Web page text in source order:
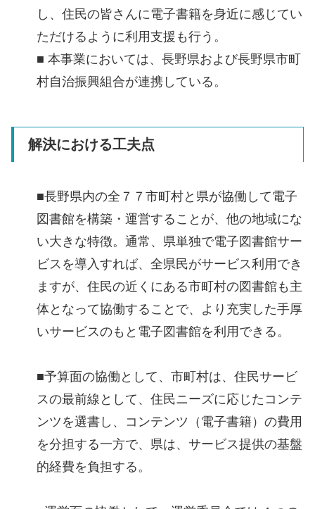
し、住民の皆さんに電子書籍を身近に感じてい
ただけるように利用支援も行う。
■ 本事業においては、長野県および長野県市町
村自治振興組合が連携している。
解決における工夫点
■長野県内の全７７市町村と県が協働して電子
図書館を構築・運営することが、他の地域にな
い大きな特徴。通常、県単独で電子図書館サー
ビスを導入すれば、全県民がサービス利用でき
ますが、住民の近くにある市町村の図書館も主
体となって協働することで、より充実した手厚
いサービスのもと電子図書館を利用できる。
■予算面の協働として、市町村は、住民サービ
スの最前線として、住民ニーズに応じたコンテ
ンツを選書し、コンテンツ（電子書籍）の費用
を分担する一方で、県は、サービス提供の基盤
的経費を負担する。